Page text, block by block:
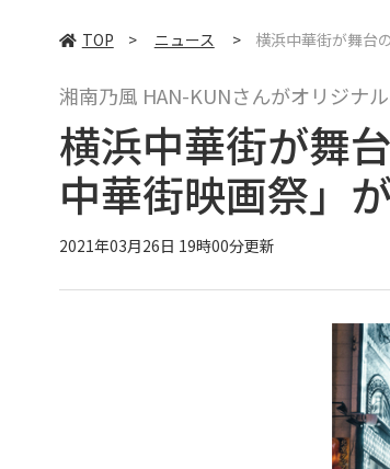
TOP > ニュース > 横浜中華街が舞台
湘南乃風 HAN-KUNさんがオリジナ
横浜中華街が舞
中華街映画祭」
2021年03月26日 19時00分更新